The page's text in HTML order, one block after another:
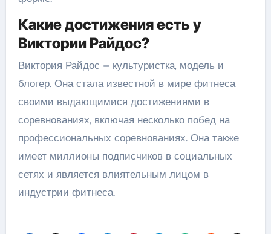
Какие достижения есть у
Виктории Райдос?
Виктория Райдос – культуристка, модель и
блогер. Она стала известной в мире фитнеса
своими выдающимися достижениями в
соревнованиях, включая несколько побед на
профессиональных соревнованиях. Она также
имеет миллионы подписчиков в социальных
сетях и является влиятельным лицом в
индустрии фитнеса.